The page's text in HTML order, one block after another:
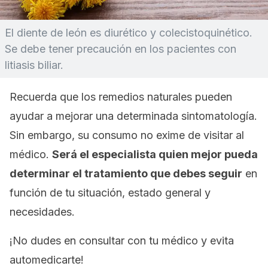
El diente de león es diurético y colecistoquinético.
Se debe tener precaución en los pacientes con
litiasis biliar.
Recuerda que los remedios naturales pueden
ayudar a mejorar una determinada sintomatología.
Sin embargo, su consumo no exime de visitar al
médico. Será el especialista quien mejor pueda
determinar el tratamiento que debes seguir en
función de tu situación, estado general y
necesidades.
¡No dudes en consultar con tu médico y evita
automedicarte!